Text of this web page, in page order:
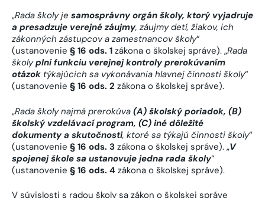
„Rada školy je samosprávny orgán školy, ktorý vyjadruje
a presadzuje verejné záujmy, záujmy detí, žiakov, ich
zákonných zástupcov a zamestnancov školy“
(ustanovenie § 16 ods. 1 zákona o školskej správe). „Rada
školyplní funkciu verejnej kontroly prerokúvaním
otázok týkajúcich sa vykonávania hlavnej činnosti školy“
(ustanovenie § 16 ods. 2 zákona o školskej správe).
„Rada školy najmä prerokúva (A) školský poriadok, (B)
školský vzdelávací program, (C) iné dôležité
dokumenty a skutočnosti, ktoré sa týkajú činnosti školy“
(ustanovenie § 16 ods. 3 zákona o školskej správe). „V
spojenej škole sa ustanovuje jedna rada školy“
(ustanovenie § 16 ods. 4 zákona o školskej správe).
V súvislosti s radou školy sa zákon o školskej správe